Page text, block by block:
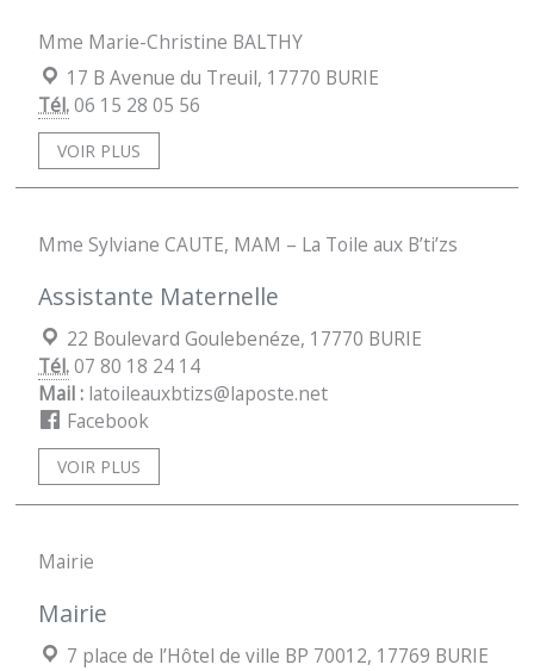
Mme Marie-Christine BALTHY
Localisation :
17 B Avenue du Treuil, 17770 BURIE
Tél.06 15 28 05 56
VOIR PLUS
Mme Sylviane CAUTE, MAM – La Toile aux B’ti’zs
Assistante Maternelle
Localisation :
22 Boulevard Goulebenéze, 17770 BURIE
Tél.07 80 18 24 14
Mail : latoileauxbtizs@laposte.net
Facebook
VOIR PLUS
Mairie
Mairie
Localisation :
7 place de l’Hôtel de ville BP 70012, 17769 BURIE